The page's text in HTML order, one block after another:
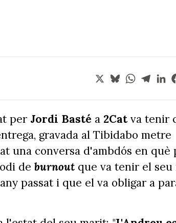
X BlueskyWhatsApp
per Jordi Basté a 2Catva tenir
gravada al Tibidabo metre
una conversa d'ambdós en què
de burnout que va tenir el seu
passat i que el va obligar a